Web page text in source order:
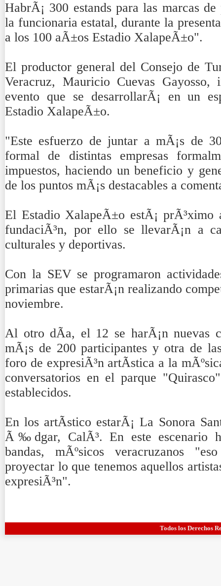
HabrÃ¡ 300 estands para las marcas
la funcionaria estatal, durante la
a los 100 aÃ±os Estadio XalapeÃ±o".
El productor general del Consejo de
Veracruz, Mauricio Cuevas
evento que se desarrollarÃ¡ en un
Estadio XalapeÃ±o.
"Este esfuerzo de juntar a mÃ¡s de
formal de distintas empresas
impuestos, haciendo un beneficio y
de los puntos mÃ¡s destacables a
El Estadio XalapeÃ±o estÃ¡
fundaciÃ³n, por ello se llevarÃ¡n a
culturales y deportivas.
Con la SEV se programaron
primarias que estarÃ¡n realizando
noviembre.
Al otro dÃ­a, el 12 se harÃ¡n nuevas
mÃ¡s de 200 participantes y otra de
foro de expresiÃ³n artÃ­stica a la
conversatorios en el parque
establecidos.
En los artÃ­stico estarÃ¡ La Sonora
Ã‰dgar, CalÃ³. En este escenario
bandas, mÃºsicos veracruzanos
proyectar lo que tenemos aquellos
expresiÃ³n".
Todos los Derechos